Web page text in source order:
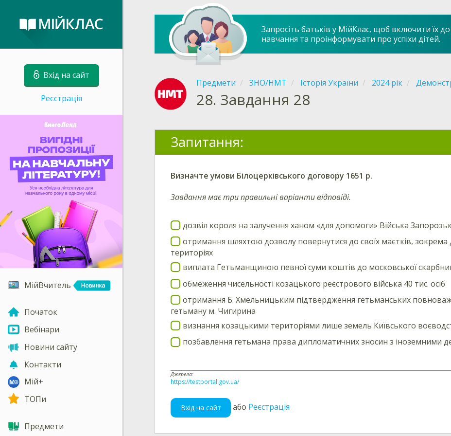
Вхід на сайт
Реєстрація
МійВчитель
Початок
Вебінари
Новини сайту
Контакти
Мій+
ТОПи
Предмети
Запросіть батьків у МійКлас, щоб включити їх
навчання та проінформувати про успіхи дітей.
Предмети ЗНО/НМТ Історія України 2024 рік
28. Завдання 28
Запитання:
Визначте умови Білоцерківського договору 1651 р.
Завдання має три правильні варіанти відповіді.
дозвіл короля на залучення ханом «для допомоги» Війська
отримання шляхтою дозволу повернутися до своїх маєтків,
територіях
виплата Гетьманщиною певної суми коштів до московської
обмеження чисельності козацького реєстрового війська 40 тис. осіб
отримання Б. Хмельницьким підтвердження гетьманських
гетьману м. Чигирина
визнання козацькими територіями лише земель Київського
позбавлення гетьмана права дипломатичних зносин з іноземними
Джерела:
https://testportal.gov.ua/
Вхід на сайт або Реєстрація